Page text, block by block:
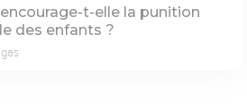
t-elle la punition
des enfants ?